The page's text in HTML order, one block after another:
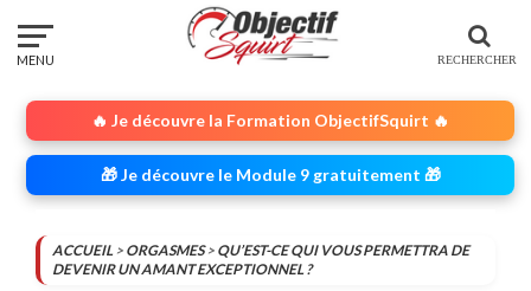
🔥 Je découvre la Formation ObjectifSquirt 🔥
🎁 Je découvre le Module 9 gratuitement 🎁
ACCUEIL > ORGASMES> QU’EST-CE QUI VOUS PERMETTRA DE
DEVENIR UN AMANT EXCEPTIONNEL ?